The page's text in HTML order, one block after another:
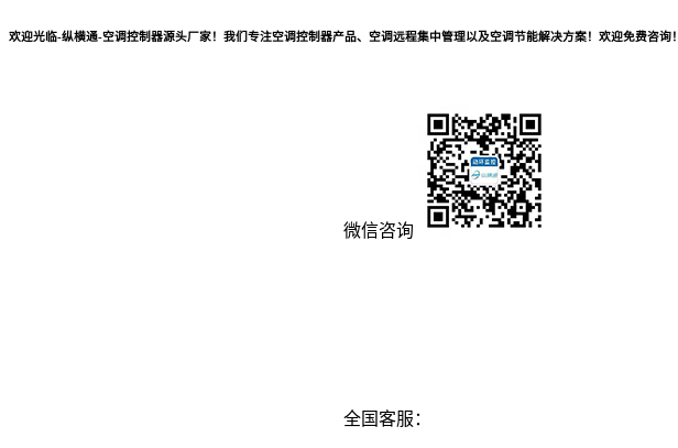
欢迎光临-纵横通-空调控制器源头厂家！我们专注空调控制器产品、空调远程集中管理以及空调节能解决方案！欢迎免费咨询！
微信咨询
全国客服：